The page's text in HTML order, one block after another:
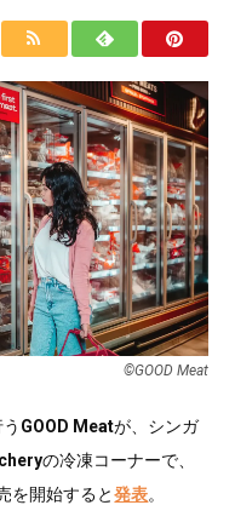
©︎GOOD Meat
GOOD Meatが、シンガ
の冷凍コーナーで、
を開始すると発表。